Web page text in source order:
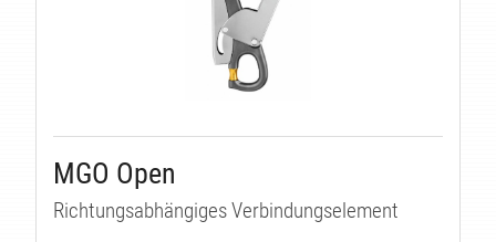
MGO Open
Richtungsabhängiges Verbindungselement